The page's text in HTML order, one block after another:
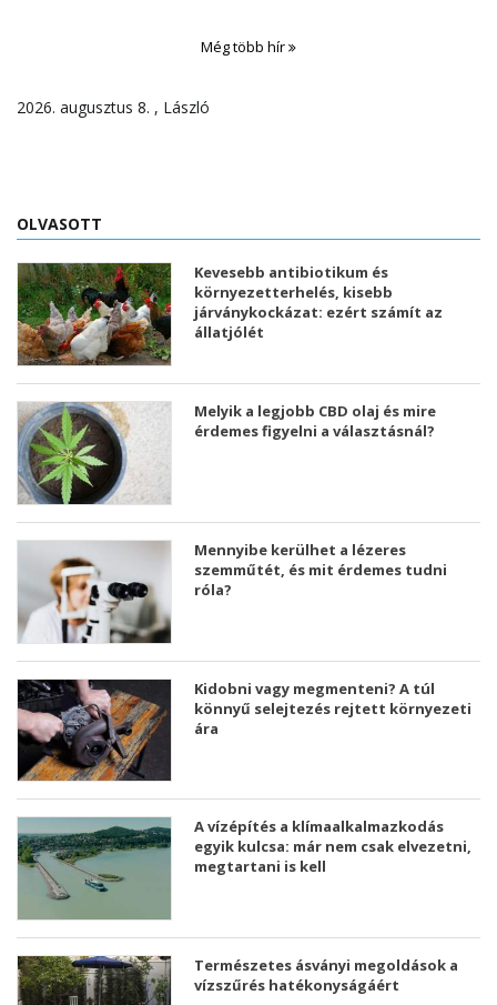
Még több hír
2026. augusztus 8. , László
OLVASOTT
Kevesebb antibiotikum és
környezetterhelés, kisebb
járványkockázat: ezért számít az
állatjólét
Melyik a legjobb CBD olaj és mire
érdemes figyelni a választásnál?
Mennyibe kerülhet a lézeres
szemműtét, és mit érdemes tudni
róla?
Kidobni vagy megmenteni? A túl
könnyű selejtezés rejtett környezeti
ára
A vízépítés a klímaalkalmazkodás
egyik kulcsa: már nem csak elvezetni,
megtartani is kell
Természetes ásványi megoldások a
vízszűrés hatékonyságáért